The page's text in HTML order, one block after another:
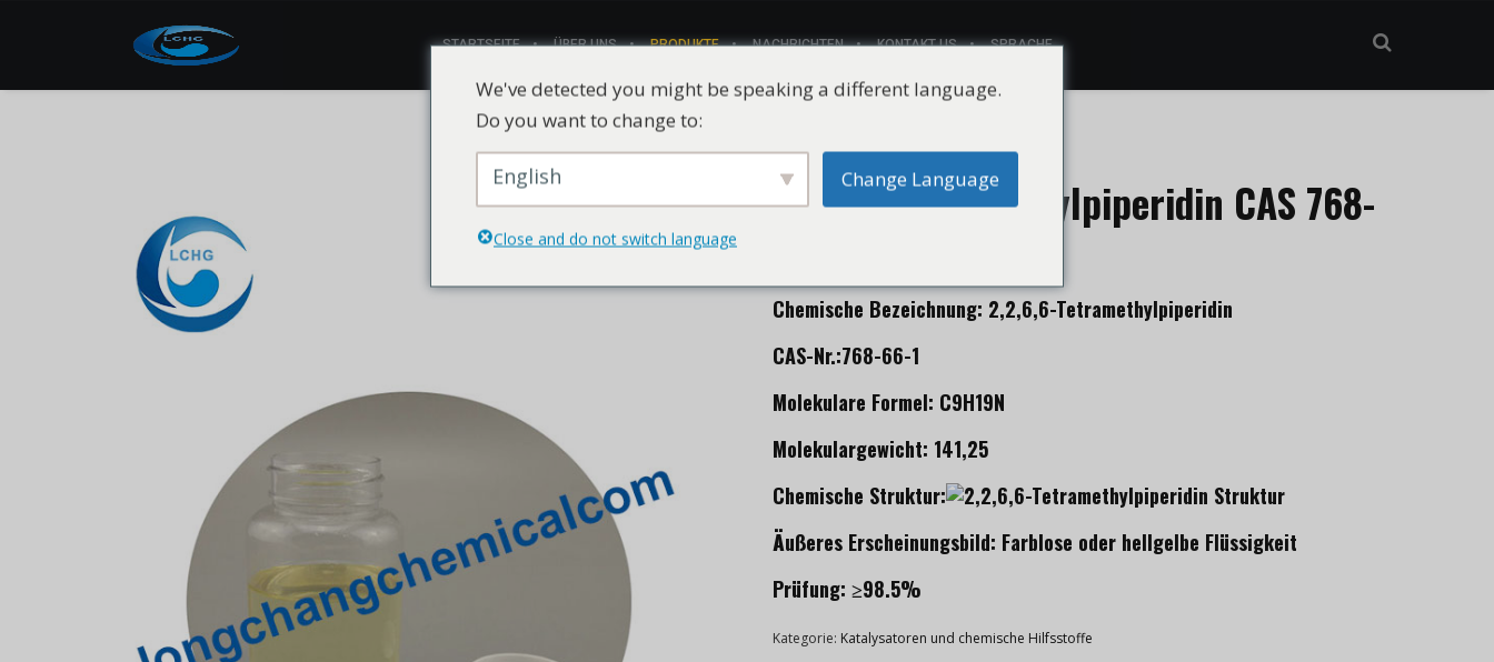
STARTSEITE ÜBER UNS PRODUKTE NACHRICHTEN KONTAKT US SPRACHE
2,2,6,6-Tetramethylpiperidin CAS 768-
Chemische Bezeichnung: 2,2,6,6-Tetramethylpiperidin
CAS-Nr.:768-66-1
Molekulare Formel: C9H19N
Molekulargewicht: 141,25
Chemische Struktur:
Äußeres Erscheinungsbild: Farblose oder hellgelbe Flüssigkeit
Prüfung: ≥98.5%
Kategorie: Katalysatoren und chemische Hilfsstoffe
We've detected you might be speaking a different language.
Do you want to change to:
English Change Language
Close and do not switch language